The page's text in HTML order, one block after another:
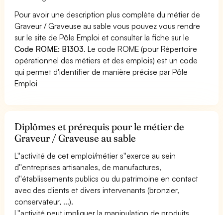
Pour avoir une description plus complète du métier de
Graveur / Graveuse au sable vous pouvez vous rendre
sur le site de Pôle Emploi et consulter la fiche sur le
Code ROME: B1303. Le code ROME (pour Répertoire
opérationnel des métiers et des emplois) est un code
qui permet d'identifier de manière précise par Pôle
Emploi
Diplômes et prérequis pour le métier de
Graveur / Graveuse au sable
L''activité de cet emploi/métier s''exerce au sein
d''entreprises artisanales, de manufactures,
d''établissements publics ou du patrimoine en contact
avec des clients et divers intervenants (bronzier,
conservateur, ...).
L''activité peut impliquer la manipulation de produits